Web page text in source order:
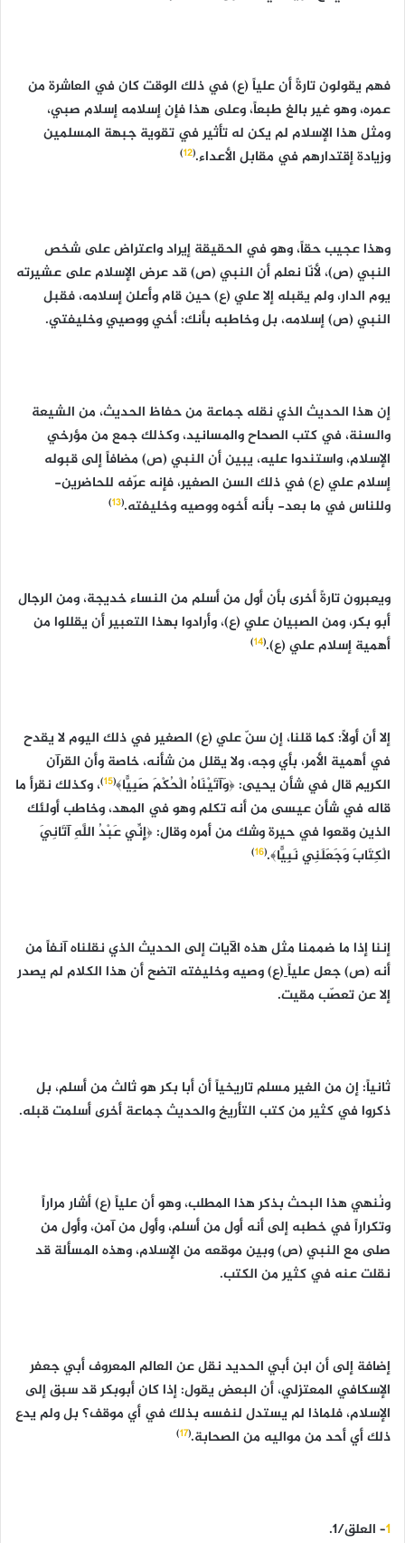
فهم يقولون تارةً أن علياً (ع) في ذلك الوقت كان في العاشرة من
عمره، وهو غير بالغ طبعاً، وعلى هذا فإن إسلامه إسلام صبي،
ومثل هذا الإسلام لم يكن له تأثير في تقوية جبهة المسلمين
وزيادة إقتدارهم في مقابل الأعداء.(
12
)
وهذا عجيب حقاً، وهو في الحقيقة إيراد واعتراض على شخص
النبي (ص)، لأنّا نعلم أن النبي (ص) قد عرض الإسلام على عشيرته
يوم الدار، ولم يقبله إلا علي (ع) حين قام وأعلن إسلامه، فقبل
النبي (ص) إسلامه، بل وخاطبه بأنك: أخي ووصيي وخليفتي.
إن هذا الحديث الذي نقله جماعة من حفاظ الحديث، من الشيعة
والسنة، في كتب الصحاح والمسانيد، وكذلك جمع من مؤرخي
الإسلام، واستندوا عليه، يبين أن النبي (ص) مضافاً إلى قبوله
إسلام علي (ع) في ذلك السن الصغير، فإنه عرّفه للحاضرين-
وللناس في ما بعد- بأنه أخوه ووصيه وخليفته.(
13
)
ويعبرون تارةً أخرى بأن أول من أسلم من النساء خديجة، ومن الرجال
أبو بكر، ومن الصبيان علي (ع)، وأرادوا بهذا التعبير أن يقللوا من
أهمية إسلام علي (ع).(
14
)
إلا أن أولاً: كما قلنا، إن سنّ علي (ع) الصغير في ذلك اليوم لا يقدح
في أهمية الأمر، بأي وجه، ولا يقلل من شأنه، خاصة وأن القرآن
الكريم قال في شأن يحيى: ﴿وَآتَيْنَاهُ الْحُكْمَ صَبِيًّا﴾(
15
)، وكذلك نقرأ ما
قاله في شأن عيسى من أنه تكلم وهو في المهد، وخاطب أولئك
الذين وقعوا في حيرة وشك من أمره وقال: ﴿إِنِّي عَبْدُ اللَّهِ آتَانِيَ
الْكِتَابَ وَجَعَلَنِي نَبِيًّا﴾.(
16
)
إننا إذا ما ضممنا مثل هذه الآيات إلى الحديث الذي نقلناه آنفاً من
أنه (ص) جعل علياً(ع) وصيه وخليفته اتضح أن هذا الكلام لم يصدر
إلا عن تعصّب مقيت.
ثانياً: إن من الغير مسلم تاريخياً أن أبا بكر هو ثالث من أسلم، بل
ذكروا في كثير من كتب التأريخ والحديث جماعة أخرى أسلمت قبله.
ونُنهي هذا البحث بذكر هذا المطلب، وهو أن علياً (ع) أشار مراراً
وتكراراً في خطبه إلى أنه أول من أسلم، وأول من آمن، وأول من
صلى مع النبي (ص) وبين موقعه من الإسلام، وهذه المسألة قد
نقلت عنه في كثير من الكتب.
إضافة إلى أن ابن أبي الحديد نقل عن العالم المعروف أبي جعفر
الإسكافي المعتزلي، أن البعض يقول: إذا كان أبوبكر قد سبق إلى
الإسلام، فلماذا لم يستدل لنفسه بذلك في أي موقف؟ بل ولم يدع
ذلك أي أحد من مواليه من الصحابة.(
17
)
1– العلق/1.